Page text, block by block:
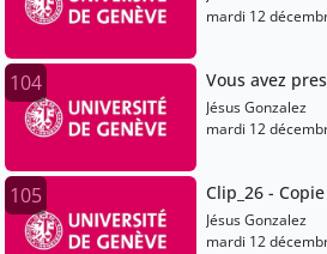
mardi 12
104 Vous avez
Jésus Gonzalez
mardi 12
105 Clip_26 - Copie
Jésus Gonzalez
mardi 12